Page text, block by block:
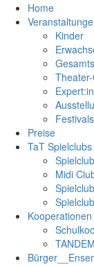
Home
Kinder
Festivals
Preise
TaT Spielclubs
Midi
Kooperationen